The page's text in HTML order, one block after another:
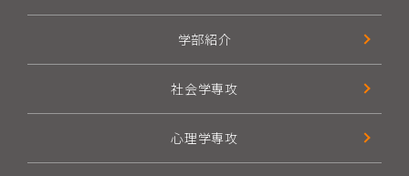
学部紹介
社会学専攻
心理学専攻